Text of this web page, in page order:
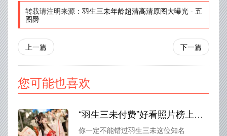
转载请注明来源： 羽生三未年龄超清高清原图大曝光 - 五
图爵
上一篇 下一篇
您可能也喜欢
“羽生三未付费”好看照片榜上有名
你一定不能错过羽生三未这位知名